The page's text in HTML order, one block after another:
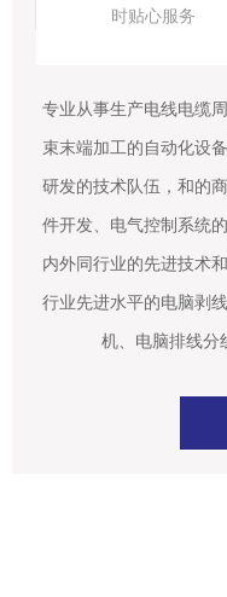
时贴心服务
专业从事生产电线电缆
束末端加工的自动化设
研发的技术队伍，和的
件开发、电气控制系统
内外同行业的先进技术
行业先进水平的电脑剥
机、电脑排线分